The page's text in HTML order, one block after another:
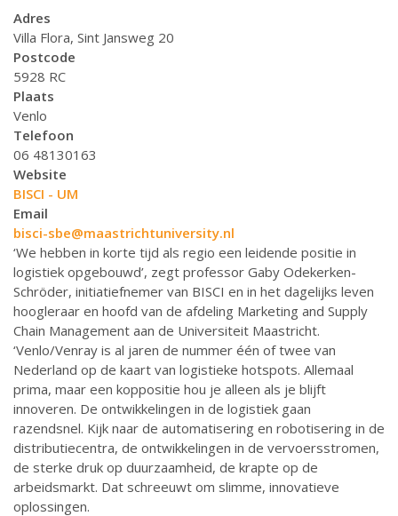
Adres
Villa Flora, Sint Jansweg 20
Postcode
5928 RC
Plaats
Venlo
Telefoon
06 48130163
Website
BISCI - UM
Email
bisci-sbe@maastrichtuniversity.nl
‘We hebben in korte tijd als regio een leidende positie in
logistiek opgebouwd’, zegt professor Gaby Odekerken-
Schröder, initiatiefnemer van BISCI en in het dagelijks leven
hoogleraar en hoofd van de afdeling Marketing and Supply
Chain Management aan de Universiteit Maastricht.
‘Venlo/Venray is al jaren de nummer één of twee van
Nederland op de kaart van logistieke hotspots. Allemaal
prima, maar een koppositie hou je alleen als je blijft
innoveren. De ontwikkelingen in de logistiek gaan
razendsnel. Kijk naar de automatisering en robotisering in de
distributiecentra, de ontwikkelingen in de vervoersstromen,
de sterke druk op duurzaamheid, de krapte op de
arbeidsmarkt. Dat schreeuwt om slimme, innovatieve
oplossingen.